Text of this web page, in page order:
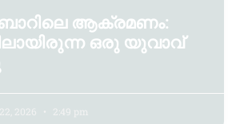
ബാറിലെ ആക്രമണം:
ഒരു യുവാവ്
2026 2:49 pm